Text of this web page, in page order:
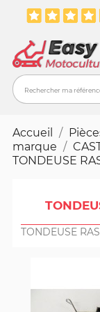
Accueil
marque
TONDEUSE
TONDEUSE